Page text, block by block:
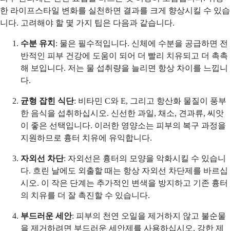
한 라이프스타일 변화를 실천하면 결과를 크게 향상시킬 수 있습
니다. 고려해야 할 몇 가지 팁은 다음과 같습니다.
수분 유지 : 물은 필수적입니다. 신체에 수분을 공급하면 전
반적인 피부 건강에 도움이 되어 더 빨리 치유되고 더 촉촉
해 보입니다. 저는 물 섭취량을 늘리면 항상 차이를 느낍니
다.
균형 잡힌 식단: 비타민 C와 E, 그리고 항산화 물질이 풍부
한 음식을 섭취하십시오. 신선한 과일, 채소, 견과류, 씨앗
이 좋은 선택입니다. 이러한 영양소는 피부의 복구 과정을
지원하므로 흉터 치유에 유익합니다.
자외선 차단: 자외선은 흉터의 모양을 악화시킬 수 있습니
다. 흐린 날에도 외출할 때는 항상 자외선 차단제를 바르십
시오. 이 작은 단계는 추가적인 변색을 방지하고 기존 흉터
의 치유를 더 잘 촉진할 수 있습니다.
부드러운 세안: 피부의 천연 오일을 제거하지 않고 불순물
을 제거하려면 부드러운 세안제를 사용하십시오. 강한 제